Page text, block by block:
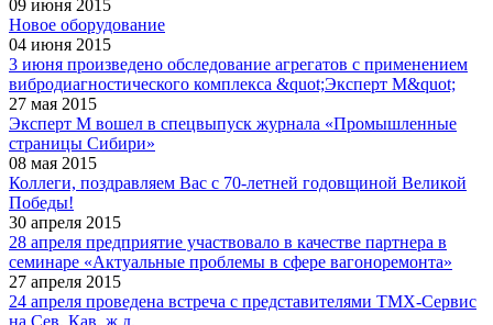
09 июня 2015
Новое оборудование
04 июня 2015
3 июня произведено обследование агрегатов с применением
вибродиагностического комплекса &quot;Эксперт М&quot;
27 мая 2015
Эксперт М вошел в спецвыпуск журнала «Промышленные
страницы Сибири»
08 мая 2015
Коллеги, поздравляем Вас с 70-летней годовщиной Великой
Победы!
30 апреля 2015
28 апреля предприятие участвовало в качестве партнера в
семинаре «Актуальные проблемы в сфере вагоноремонта»
27 апреля 2015
24 апреля проведена встреча с представителями ТМХ-Сервис